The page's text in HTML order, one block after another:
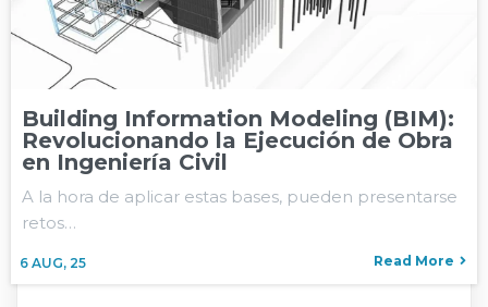
Building Information Modeling (BIM):
Revolucionando la Ejecución de Obra
en Ingeniería Civil
6 AUG, 25
A la hora de aplicar estas bases, pueden presentarse
retos…
Read More